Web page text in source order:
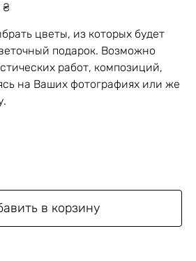
₴
цветы, из которых будет
подарок. Возможно
работ, композиций,
на Ваших фотографиях или же
в корзину